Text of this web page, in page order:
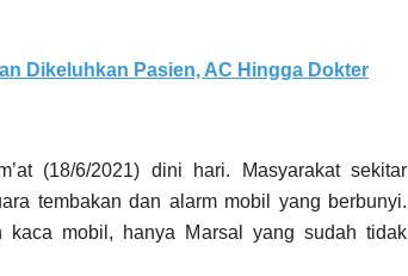
Dikeluhkan Pasien, AC Hingga Dokter
(18/6/2021) dini hari. Masyarakat sekitar
tembakan dan alarm mobil yang berbunyi.
kaca mobil, hanya Marsal yang sudah tidak